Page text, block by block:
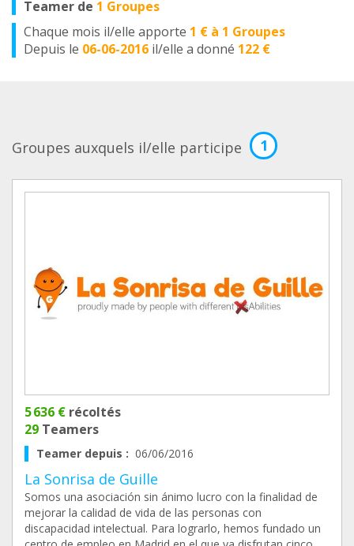
Teamer de 1 Groupes
Chaque mois il/elle apporte 1 € à 1 Groupes
Depuis le 06-06-2016 il/elle a donné 122 €
Groupes auxquels il/elle participe 1
5 636 € récoltés
29 Teamers
Teamer depuis : 06/06/2016
La Sonrisa de Guille
Somos una asociación sin ánimo lucro con la finalidad de
mejorar la calidad de vida de las personas con
discapacidad intelectual. Para lograrlo, hemos fundado un